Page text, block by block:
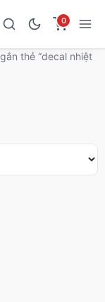
0
thẻ “decal nhiệt